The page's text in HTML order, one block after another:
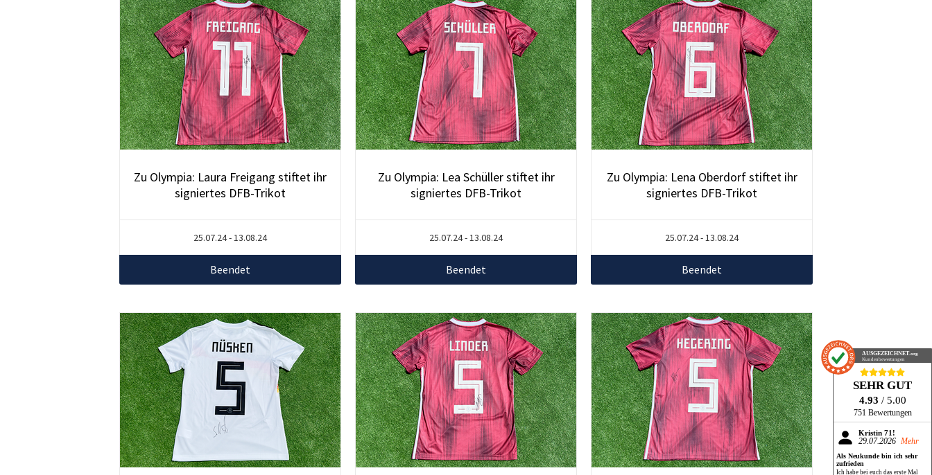
Zu Olympia: Laura Freigang stiftet ihr
signiertes DFB-Trikot
25.07.24 - 13.08.24
Beendet
Zu Olympia: Lea Schüller stiftet ihr
signiertes DFB-Trikot
25.07.24 - 13.08.24
Beendet
Zu Olympia: Lena Oberdorf stiftet ihr
signiertes DFB-Trikot
25.07.24 - 13.08.24
Beendet
AUSGEZEICHNET.org
Kundenbewertungen
SEHR GUT
4.93 / 5.00
751 Bewertungen
Kristin 71!
29.07.2026 Mehr
Als Neukunde bin ich sehr
zufrieden
Ich habe bei euch das erste Mal